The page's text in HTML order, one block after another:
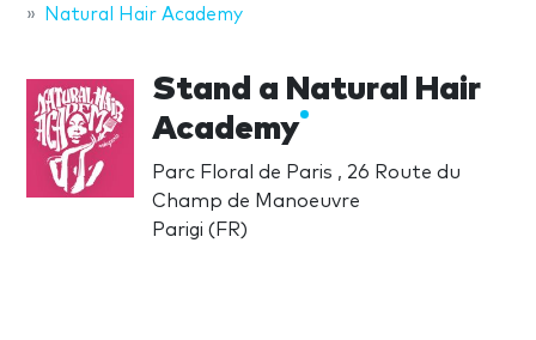
Natural Hair Academy
Stand a Natural Hair
Academy
Parc Floral de Paris , 26 Route du
Champ de Manoeuvre
Parigi (FR)